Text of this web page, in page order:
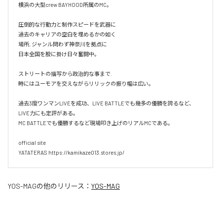
横浜の大型crew BAYHOOD所属のMC。
圧倒的な行動力と制作スピードを武器に
過去のキャリアの空白を埋めるかの如く
場所, ジャンル問わず神奈川を拠点に
日本全国を股に掛け日々奮闘中。
ストリートの描写から政治的な事まで.
時にはユーモアを交えながらリリックの振り幅は広い。
過去3度ワンマンLIVEを成功、LIVE BATTLEでも幾多の優勝を誇るなど、
LIVE力にも定評がある。
MC BATTLEでも優勝するなど現場叩き上げのリアルMCである。
official site
YATATERAS https://kamikaze013.stores.jp/
YOS-MAGの他のリリース： YOS-MAG